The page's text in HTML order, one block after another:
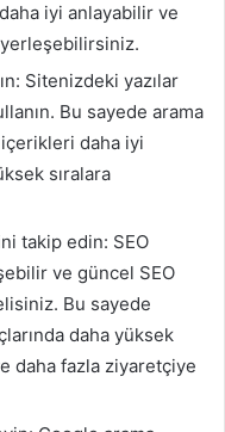
iyi anlayabilir ve
Sitenizdeki yazılar
Bu sayede arama
daha iyi
sıralara
takip edin: SEO
ve güncel SEO
Bu sayede
daha yüksek
daha fazla ziyaretçiye